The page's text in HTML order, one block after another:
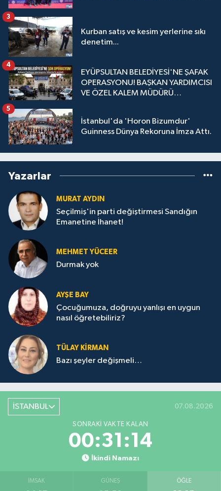
Kurban satış ve kesim yerlerine sıkı
denetim...
3
EYÜPSULTAN BELEDİYESİ'NE ŞAFAK
OPERASYONU! BAŞKAN YARDIMCISI
VE ÖZEL KALEM MÜDÜRÜ
4
İstanbul'da 'Horon Bizumdur'
Guinness Dünya Rekoruna İmza Attı.
5
Yazarlar
MURAT AYDIN
Seçilmiş'in parti değiştirmesi Sandığın
Emanetine İhanet!
MEHMET YÜCEER
Durmak yok
AYŞE BAY
Çocuğumuza, doğruyu yanlışı en uygun
nasıl öğretebiliriz?
TÜLAY KİRMAN
Bazı şeyler değişmeli…
İSTANBUL 07.08.2026
SONRAKI VAKTE KALAN
00:31:14
İkindi Namazı
İMSAK GÜNEŞ ÖĞLE